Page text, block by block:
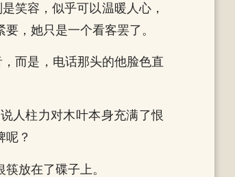
笑容，似乎可以温暖人心，
，她只是一个看客罢了。
而是，电话那头的他脸色直
人柱力对木叶本身充满了恨
呢？
放在了碟子上。